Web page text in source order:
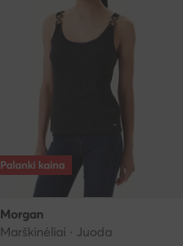
Palanki kaina
Morgan
Marškinėliai · Juoda